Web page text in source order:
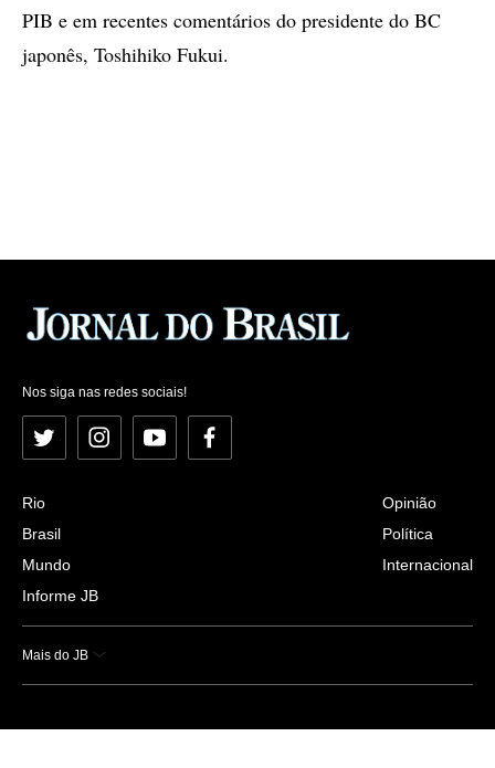
PIB e em recentes comentários do presidente do BC
japonês, Toshihiko Fukui.
Nos siga nas redes sociais!
Twitter InstagramYouTubeFacebook
Rio
Brasil
Mundo
Informe JB
Opinião
Política
Internacional
Mais do JB
Esportes